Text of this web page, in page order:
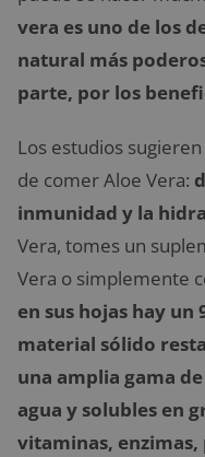
vera es uno de los
natural más
parte, por los
Los estudios
de comer Aloe Vera:
inmunidad y la
Vera, tomes un
Vera o simplemente
en sus hojas hay un
material sólido
una amplia gama
agua y solubles en
vitaminas,